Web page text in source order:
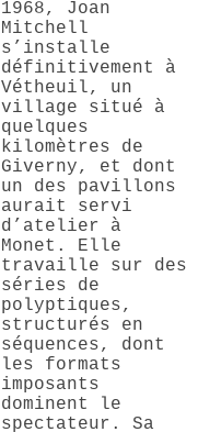
1968, Joan
Mitchell
s’installe
définitivement à
Vétheuil, un
village situé à
quelques
kilomètres de
Giverny, et dont
un des pavillons
aurait servi
d’atelier à
Monet. Elle
travaille sur des
séries de
polyptiques,
structurés en
séquences, dont
les formats
imposants
dominent le
spectateur. Sa